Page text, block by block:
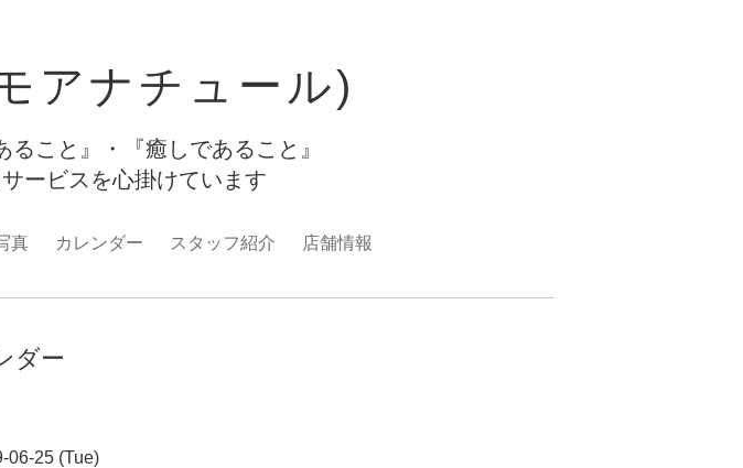
アナチュール)
ること』・『癒しであること』
ービスを心掛けています
真 カレンダー スタッフ紹介 店舗情報
ダー
06-25 (Tue)